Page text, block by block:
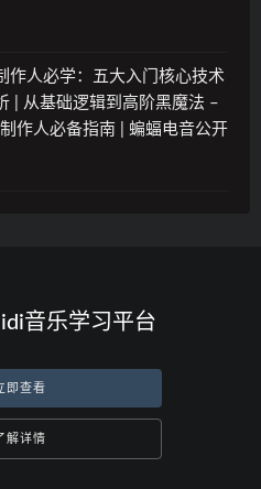
作人必学：五大入门核心技术
| 从基础逻辑到高阶黑魔法 –
作人必备指南 | 蝙蝠电音公开
音乐学习平台
即查看
了解详情